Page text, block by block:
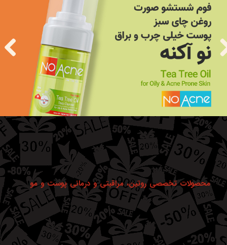
محصولات تخصصی روتین،مراقبتی ودرمانی پوست و مو